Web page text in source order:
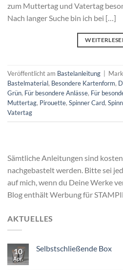
Sämtliche Anleitungen sind
nachgebastelt werden. Bitte sei
auf mich, wenn du Deine Werke
Blog enthält Werbung für
AKTUELLES
10
Apr.
Selbstschließende Box
zum Muttertag und Vatertag
Nach langer Suche bin ich bei […]
Veröffentlicht am Bastelanleitung
Bastelmaterial, Besondere Kartenform,
Grün, Für besondere Anlässe, Für
Muttertag, Pirouette, Spinner Card,
Vatertag